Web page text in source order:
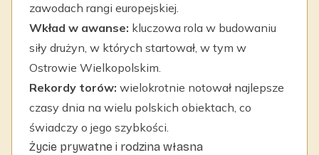
zawodach rangi europejskiej.
Wkład w awanse: kluczowa rola w budowaniu
siły drużyn, w których startował, w tym w
Ostrowie Wielkopolskim.
Rekordy torów: wielokrotnie notował najlepsze
czasy dnia na wielu polskich obiektach, co
świadczy o jego szybkości.
Życie prywatne i rodzina własna